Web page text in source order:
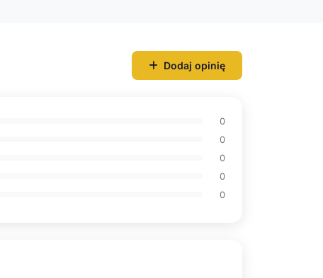
Dodaj opinię
0
0
0
0
0